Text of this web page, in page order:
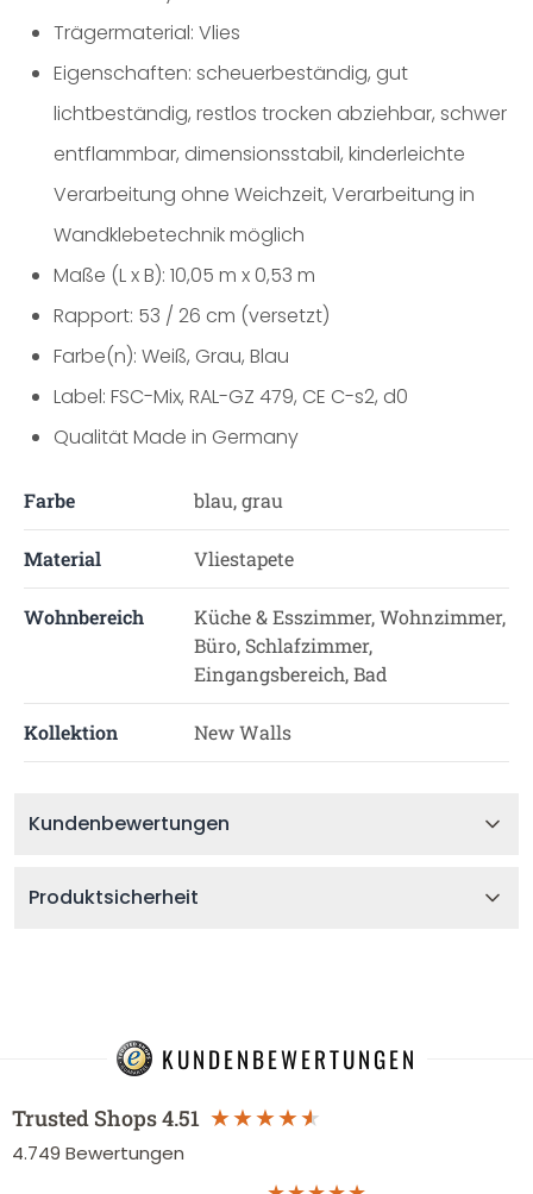
Trägermaterial: Vlies
Eigenschaften: scheuerbeständig, gut
lichtbeständig, restlos trocken abziehbar, schwer
entflammbar, dimensionsstabil, kinderleichte
Verarbeitung ohne Weichzeit, Verarbeitung in
Wandklebetechnik möglich
Maße (L x B): 10,05 m x 0,53 m
Rapport: 53 / 26 cm (versetzt)
Farbe(n): Weiß, Grau, Blau
Label: FSC-Mix, RAL-GZ 479, CE C-s2, d0
Qualität Made in Germany
Farbe blau, grau
Material Vliestapete
Wohnbereich
Küche & Esszimmer, Wohnzimmer,
Büro, Schlafzimmer,
Eingangsbereich, Bad
Kollektion New Walls
Kundenbewertungen
Produktsicherheit
KUNDENBEWERTUNGEN
Trusted Shops4.51
4.749 Bewertungen